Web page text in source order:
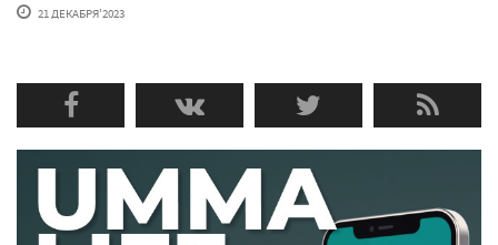
21 ДЕКАБРЯ'2023